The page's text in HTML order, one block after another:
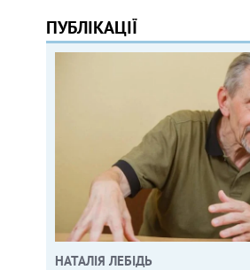
ПУБЛІКАЦІЇ
НАТАЛІЯ ЛЕБІДЬ